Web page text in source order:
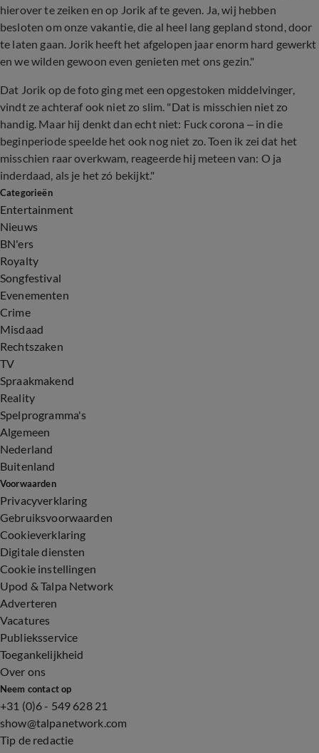
hierover te zeiken en op Jorik af te geven. Ja, wij hebben
besloten om onze vakantie, die al heel lang gepland stond, door
te laten gaan. Jorik heeft het afgelopen jaar enorm hard gewerkt
en we wilden gewoon even genieten met ons gezin."
Dat Jorik op de foto ging met een opgestoken middelvinger,
vindt ze achteraf ook niet zo slim. "Dat is misschien niet zo
handig. Maar hij denkt dan echt niet: Fuck corona – in die
beginperiode speelde het ook nog niet zo. Toen ik zei dat het
misschien raar overkwam, reageerde hij meteen van: O ja
inderdaad, als je het zó bekijkt."
Categorieën
Entertainment
Nieuws
BN'ers
Royalty
Songfestival
Evenementen
Crime
Misdaad
Rechtszaken
TV
Spraakmakend
Reality
Spelprogramma's
Algemeen
Nederland
Buitenland
Voorwaarden
Privacyverklaring
Gebruiksvoorwaarden
Cookieverklaring
Digitale diensten
Cookie instellingen
Upod & Talpa Network
Adverteren
Vacatures
Publieksservice
Toegankelijkheid
Over ons
Neem contact op
+31 (0)6 - 549 628 21
show@talpanetwork.com
Tip de redactie